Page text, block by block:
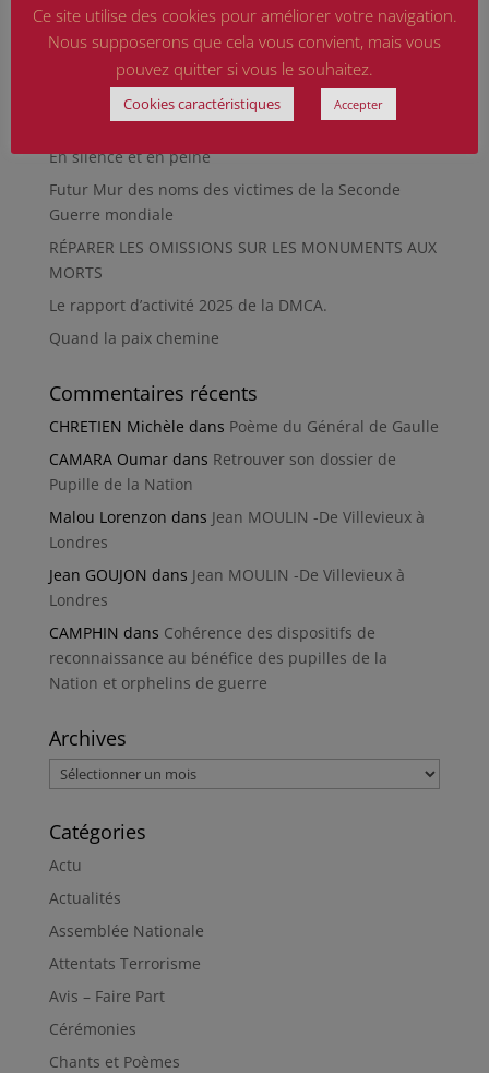
Qu’est-ce qu’était le Sentier des Passeurs, durant la
Seconde Guerre mondiale, à Moussey ?
La revue « Entre les lignes » éditée par l’équipe du
musée de Besançon
HIROSHIMA
En silence et en peine
Futur Mur des noms des victimes de la Seconde
Guerre mondiale
RÉPARER LES OMISSIONS SUR LES MONUMENTS AUX
MORTS
Le rapport d’activité 2025 de la DMCA.
Quand la paix chemine
Commentaires récents
CHRETIEN Michèle dans Poème du Général de Gaulle
CAMARA Oumardans Retrouver son dossier de
Pupille de la Nation
Malou Lorenzon dans Jean MOULIN -De Villevieux à
Londres
Jean GOUJON dans Jean MOULIN -De Villevieux à
Londres
CAMPHIN dans Cohérence des dispositifs de
reconnaissance au bénéfice des pupilles de la
Nation et orphelins de guerre
Archives
Archives
Catégories
Actu
Actualités
Assemblée Nationale
Attentats Terrorisme
Avis – Faire Part
Cérémonies
Chants et Poèmes
Ce site utilise des cookies pour améliorer votre navigation.
Nous supposerons que cela vous convient, mais vous
pouvez quitter si vous le souhaitez.
Cookies caractéristiques Accepter